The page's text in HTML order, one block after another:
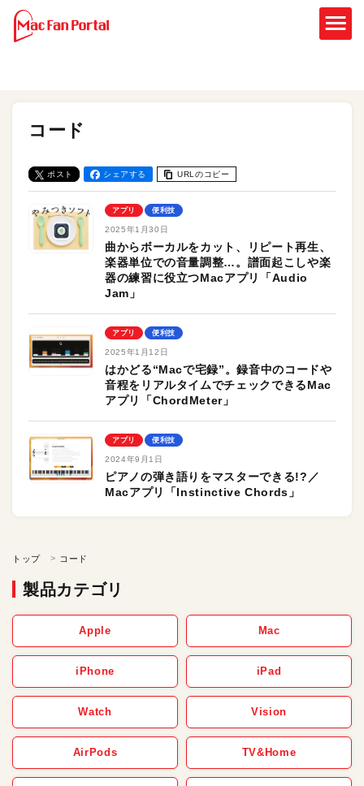
コード
ポスト シェアする URLのコピー
アプリ 便利技
2025年1月30日
曲からボーカルをカット、リピート再生、
楽器単位での音量調整…。譜面起こしや楽
器の練習に役立つMacアプリ「Audio
Jam」
アプリ 便利技
2025年1月12日
はかどる“Macで宅録”。録音中のコードや
音程をリアルタイムでチェックできるMac
アプリ「ChordMeter」
アプリ 便利技
2024年9月1日
ピアノの弾き語りをマスターできる!?／
Macアプリ「Instinctive Chords」
トップ コード
製品カテゴリ
Apple Mac
iPhone iPad
Watch Vision
AirPods TV&Home